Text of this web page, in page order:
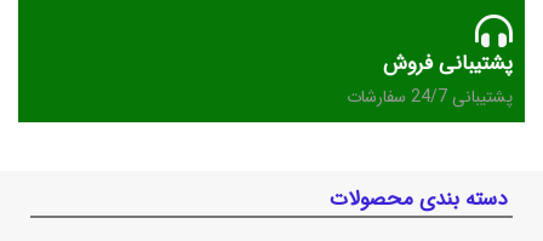
پشتیبانی فروش
پشتیبانی 24/7 سفارشات
دسته بندی محصولات